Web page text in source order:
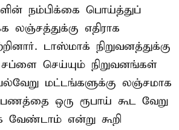
நம்பிக்கை பொய்த்துப்
எதிராக
டாஸ்மாக் நிறுவனத்துக்கு
செய்யும் நிறுவனங்கள்
மட்டங்களுக்கு லஞ்சமாக
ஒரு ரூபாய் கூட வேறு
வேண்டாம் என்று கூறி